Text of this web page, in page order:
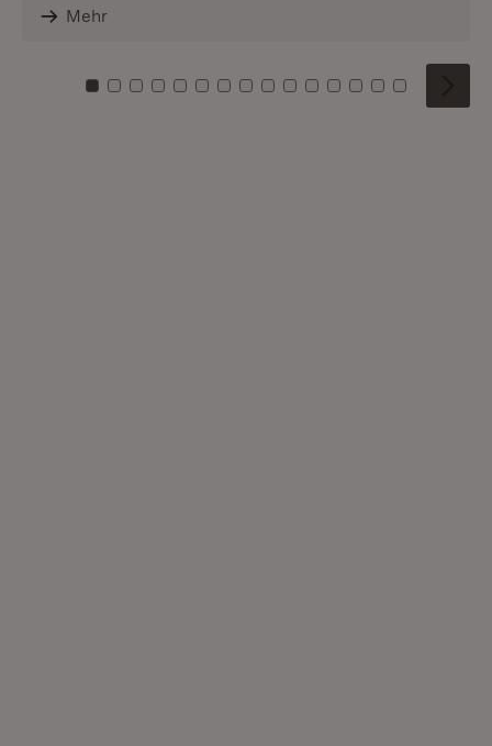
Mehr
Zu Kachel: 0
Zu Kachel: 1
Zu Kachel: 2
Zu Kachel: 3
Zu Kachel: 4
Zu Kachel: 5
Zu Kachel: 6
Zu Kachel: 7
Zu Kachel: 8
Zu Kachel: 9
Zu Kachel: 10
Zu Kachel: 11
Zu Kachel: 12
Zu Kachel:
Zu